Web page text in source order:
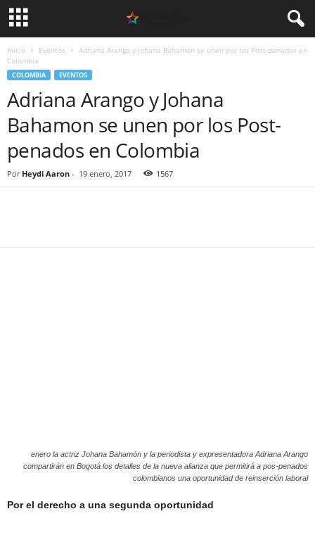
Inicio Eventos
Adriana Arango y Johana Bahamon se unen por los Post-penados en
Colombia
COLOMBIA EVENTOS
Adriana Arango y Johana
Bahamon se unen por los Post-
penados en Colombia
Por Heydi Aaron - 19 enero, 2017 1567
enero la actriz Johana Bahamón y la periodista y expresentadora Adriana Arango
compartirán en Bogotá los detalles de la nueva alianza que permitirá a pos-penados
colombianos una oportunidad de reinserción laboral
Por el derecho a una segunda oportunidad